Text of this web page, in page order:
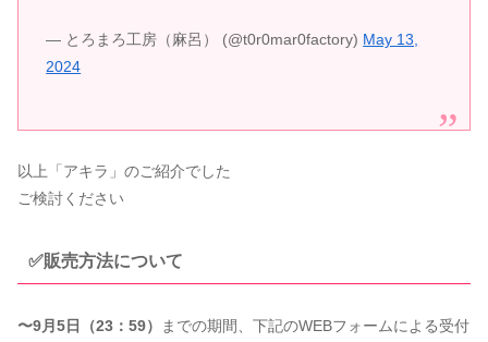
— とろまろ工房（麻呂） (@t0r0mar0factory) May 13,
2024
以上「アキラ」のご紹介でした
ご検討ください
✅販売方法について
〜9月5日（23：59）
までの期間、下記のWEBフォームによる受付